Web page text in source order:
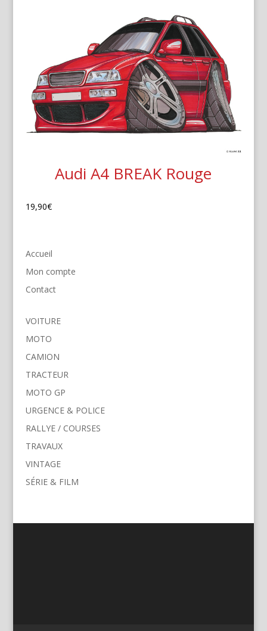
Audi A4 BREAK Rouge
19,90€
Accueil
Mon compte
Contact
VOITURE
MOTO
CAMION
TRACTEUR
MOTO GP
URGENCE & POLICE
RALLYE / COURSES
TRAVAUX
VINTAGE
SÉRIE & FILM